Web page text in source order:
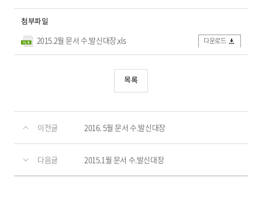
첨부파일
2015.2월 문서 수.발신대장.xls 다운로드
목록
이전글 2016. 5월 문서 수.발신대장
다음글 2015.1월 문서 수.발신대장